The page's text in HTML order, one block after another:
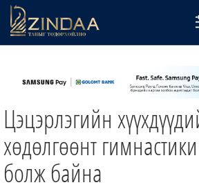
ТВ8
ӨГЛӨӨНИЙ СОНИН
АУДИО ЗОХИОЛ
ЗИНДАА СЭТГҮҮЛ
Цэцэрлэгийн
хөдөлгөөнт
болж байна